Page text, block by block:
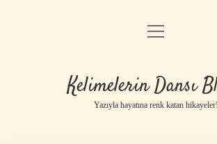
Anasayfa
Yasal Uyarı
menüyü
Kelimelerin Dansı
Yazıyla hayatına renk katan hikayeler!